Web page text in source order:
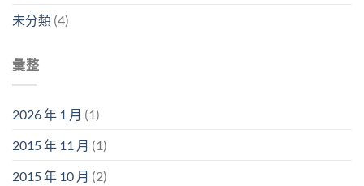
未分類 (4)
彙整
2026 年 1 月 (1)
2015 年 11 月 (1)
2015 年 10 月 (2)